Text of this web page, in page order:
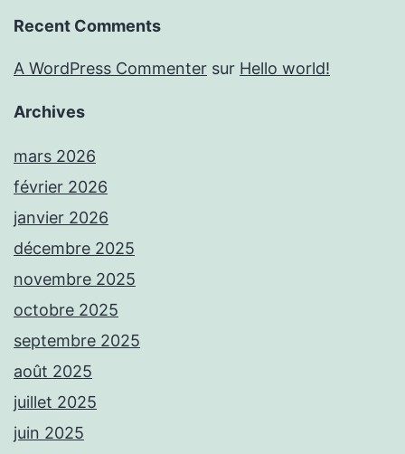
Recent Comments
A WordPress Commenter sur Hello world!
Archives
mars 2026
février 2026
janvier 2026
décembre 2025
novembre 2025
octobre 2025
septembre 2025
août 2025
juillet 2025
juin 2025